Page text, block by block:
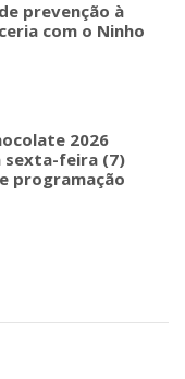
prevenção à
com o Ninho
2026
sexta-feira (7)
programação